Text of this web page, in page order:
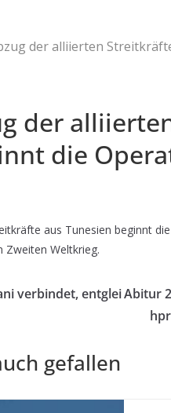
der alliierten
der
die
aus Tunesien beginnt
Zweiten Weltkrieg.
verbindet, entgleiAbitur
gefallen